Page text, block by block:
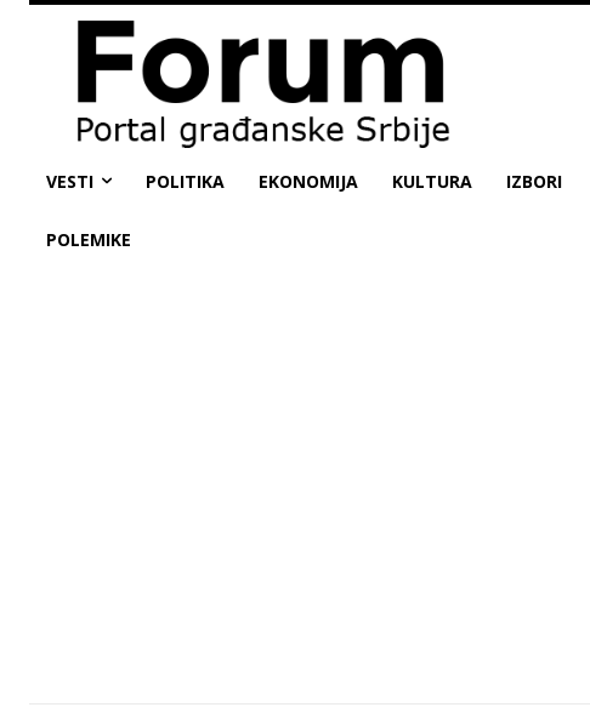
VESTI POLITIKA EKONOMIJA KULTURA IZBORI
POLEMIKE